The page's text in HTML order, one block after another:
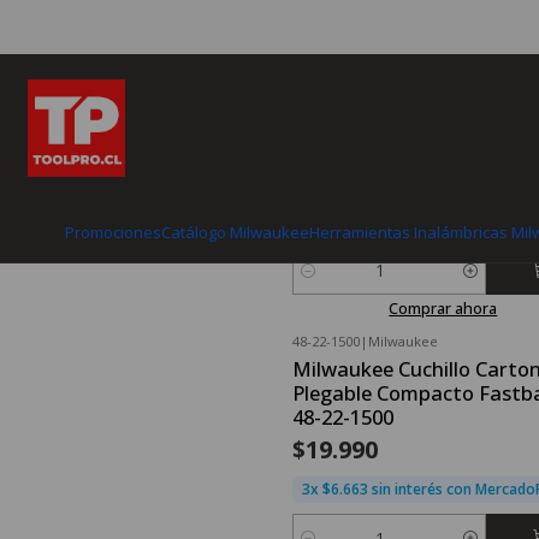
PromocionesCatálogo MilwaukeeHerramientas Inalámbricas
Cantidad
Comprar ahora
48-22-1500| Milwaukee
Milwaukee Cuchillo
Plegable Compacto
48-22-1500
$19.990
3x $6.663 sin interés con